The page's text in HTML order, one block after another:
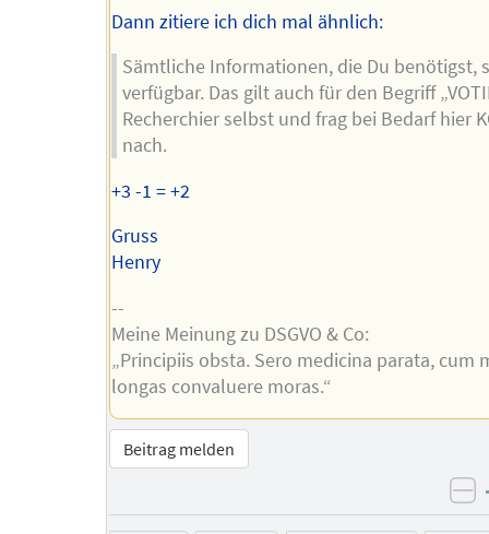
Dann zitiere ich dich mal ähnlich:
Sämtliche Informationen, die Du benötigst,
verfügbar. Das gilt auch für den Begriff
Recherchier selbst und frag bei Bedarf hier
nach.
+3 -1 = +2
Gruss
Henry
--
Meine Meinung zu DSGVO & Co:
„Principiis obsta. Sero medicina parata, cum
longas convaluere moras.“
Beitrag melden